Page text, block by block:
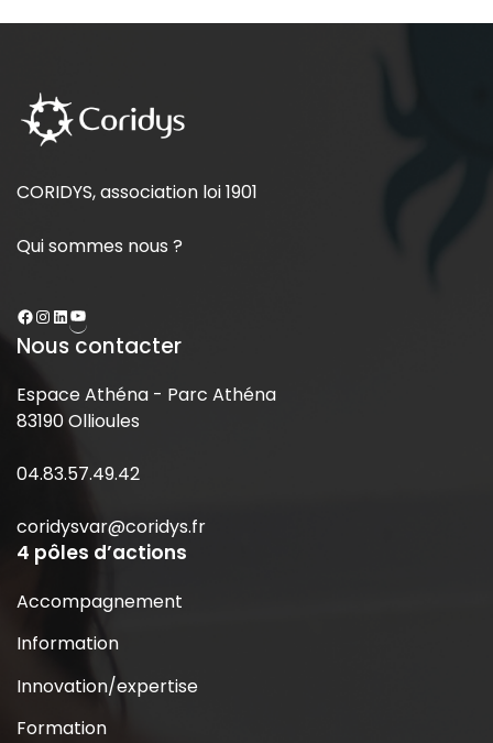
CORIDYS, association loi 1901
Qui sommes nous ?
Nous contacter
Espace Athéna - Parc Athéna
83190 Ollioules
04.83.57.49.42
coridysvar@coridys.fr
4 pôles d’actions
Accompagnement
Information
Innovation/expertise
Formation